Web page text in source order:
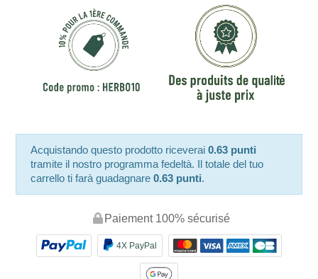
Acquistando questo prodotto riceverai0.63 punti
tramite il nostro programma fedeltà. Il totale del tuo
carrello ti farà guadagnare0.63 punti.
Paiement 100% sécurisé
4X PayPal